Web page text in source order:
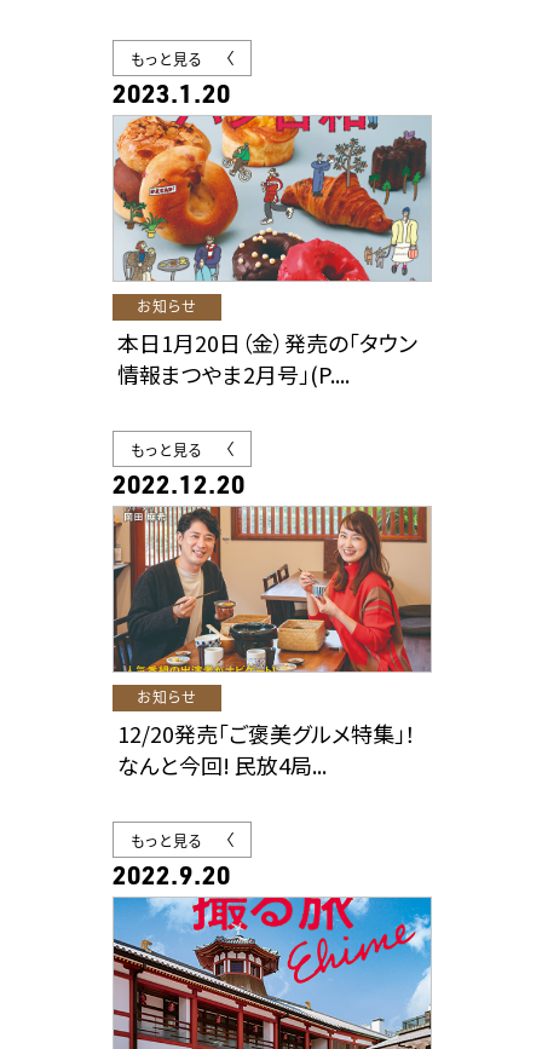
もっと見る
2023.1.20
お知らせ
本日1月20日（金）発売の「タウン
情報まつやま2月号」(P....
もっと見る
2022.12.20
お知らせ
12/20発売「ご褒美グルメ特集」！
なんと今回! 民放4局...
もっと見る
2022.9.20